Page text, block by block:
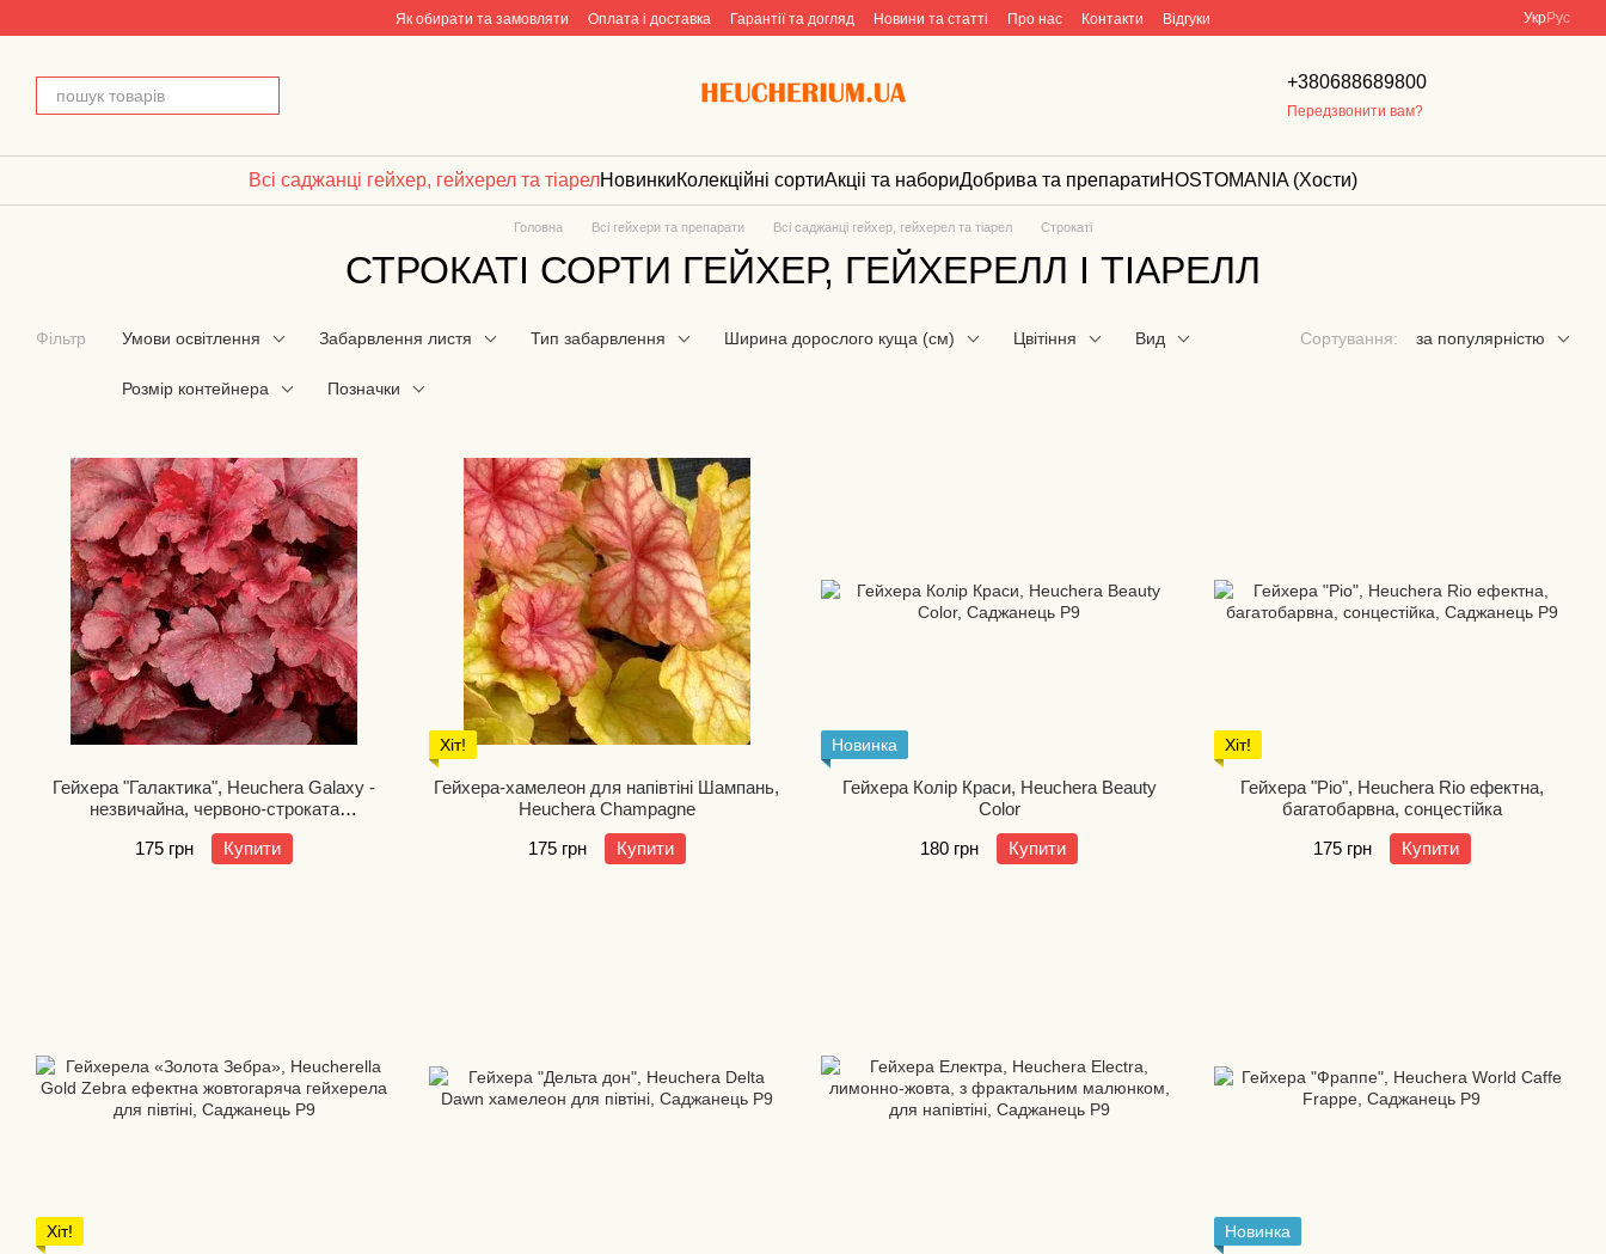
Як обирати та замовляти Оплата і доставка Гарантії та догляд Новини та статті Про нас Контакти Відгуки УкрРус
+380688689800
Передзвонити вам?
Всі саджанці гейхер, гейхерел та тіарелНовинкиКолекційні сортиАкціі та набориДобрива та препаратиHOSTOMANIA (Хости)
Головна Всі гейхери та препарати Всі саджанці гейхер, гейхерел та тіарел Строкаті
СТРОКАТІ СОРТИ ГЕЙХЕР, ГЕЙХЕРЕЛЛ І ТІАРЕЛЛ
Фільтр Умови освітлення Забарвлення листя Тип забарвлення Ширина дорослого куща (см) Цвітіння Вид
Розмір контейнера Позначки
Сортування: за популярністю
Гейхера "Галактика", Heuchera Galaxy -
незвичайна, червоно-строката
сонцетривка
175 грн
Купити
Хіт!
Гейхера-хамелеон для напівтіні Шампань,
Heuchera Champagne
175 грн
Купити
Новинка
Гейхера Колір Краси, Heuchera Beauty
Color
180 грн
Купити
Хіт!
Гейхера "Ріо", Heuchera Rio ефектна,
багатобарвна, сонцестійка
175 грн
Купити
Хіт! Новинка